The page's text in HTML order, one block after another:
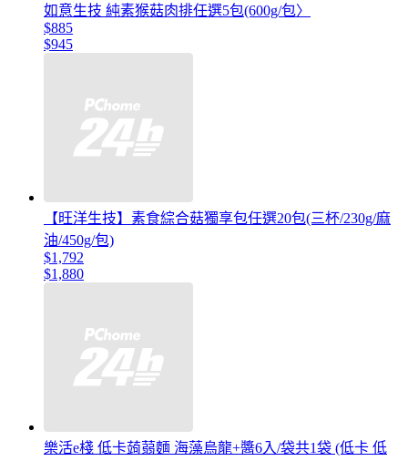
如意生技 純素猴菇肉排任選5包(600g/包〉
$885
$945
【旺洋生技】素食綜合菇獨享包任選20包(三杯/230g/麻
油/450g/包)
$1,792
$1,880
樂活e棧 低卡蒟蒻麵 海藻烏龍+醬6入/袋共1袋 (低卡 低